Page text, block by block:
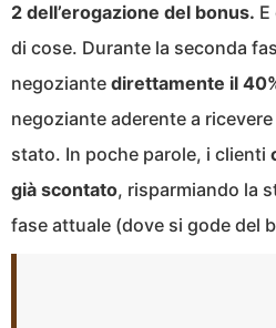
2 dell’erogazione del bonus.
di cose. Durante la seconda
negoziante direttamente il
negoziante aderente a
stato. In poche parole, i clienti
già scontato, risparmiando la
fase attuale (dove si gode del